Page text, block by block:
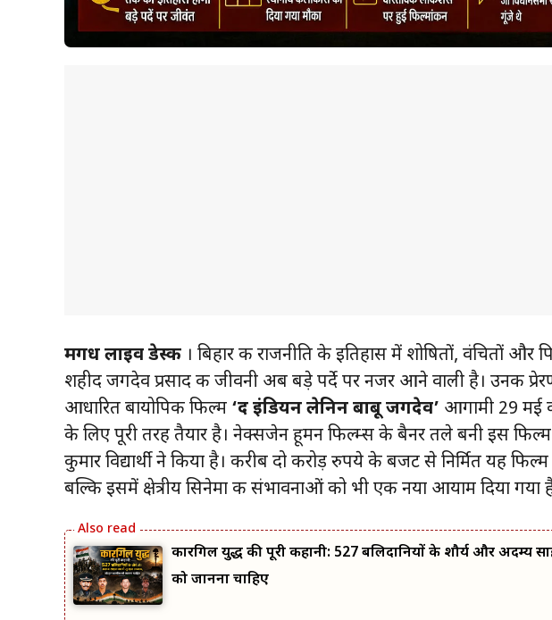
मगध लाइव डेस्क । बिहार की राजनीति के इतिहास में शोषितों, वंचितों
शहीद जगदेव प्रसाद की जीवनी अब बड़े पर्दे पर नजर आने वाली है। उनकी
आधारित बायोपिक फिल्म ‘द इंडियन लेनिन बाबू जगदेव’ आगामी 29 मई
के लिए पूरी तरह तैयार है। नेक्सजेन हूमन फिल्म्स के बैनर तले बनी इस फिल्म
कुमार विद्यार्थी ने किया है। करीब दो करोड़ रुपये के बजट से निर्मित यह
बल्कि इसमें क्षेत्रीय सिनेमा की संभावनाओं को भी एक नया आयाम दिया गया
कारगिल युद्ध की पूरी कहानी: 527 बलिदानियों के शौर्य और अदम्य
को जानना चाहिए